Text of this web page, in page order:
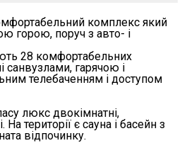
комплекс який
горою, поруч з авто- і
28 комфортабельних
санвузлами, гарячою і
телебаченням і доступом
люкс двокімнатні,
На території є сауна і басейн з
відпочинку.